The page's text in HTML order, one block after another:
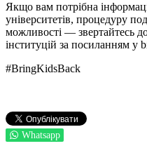
Якщо вам потрібна
університетів, процедуру
можливості — звертайтесь
інституцій за посиланням у
#BringKidsBack
Whatsapp